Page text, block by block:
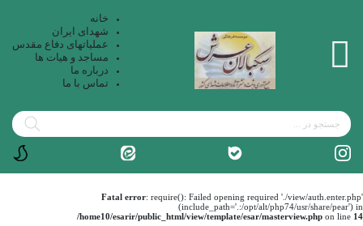
خانه
شهدای ایران
عملیاتهای دفاع مقدس
مساجد و هیات ها
درباره ما
تماس با ما
Fatal error: require(): Failed opening required './view/auth.enter.php'
(include_path='.:/opt/alt/php74/usr/share/pear') in
/home10/esarir/public_html/view/template/esar/masterview.php on line 14